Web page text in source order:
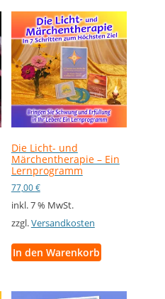
Die Licht- und
Märchentherapie – Ein
Lernprogramm
77,00€
inkl. 7 % MwSt.
zzgl.Versandkosten
In den Warenkorb